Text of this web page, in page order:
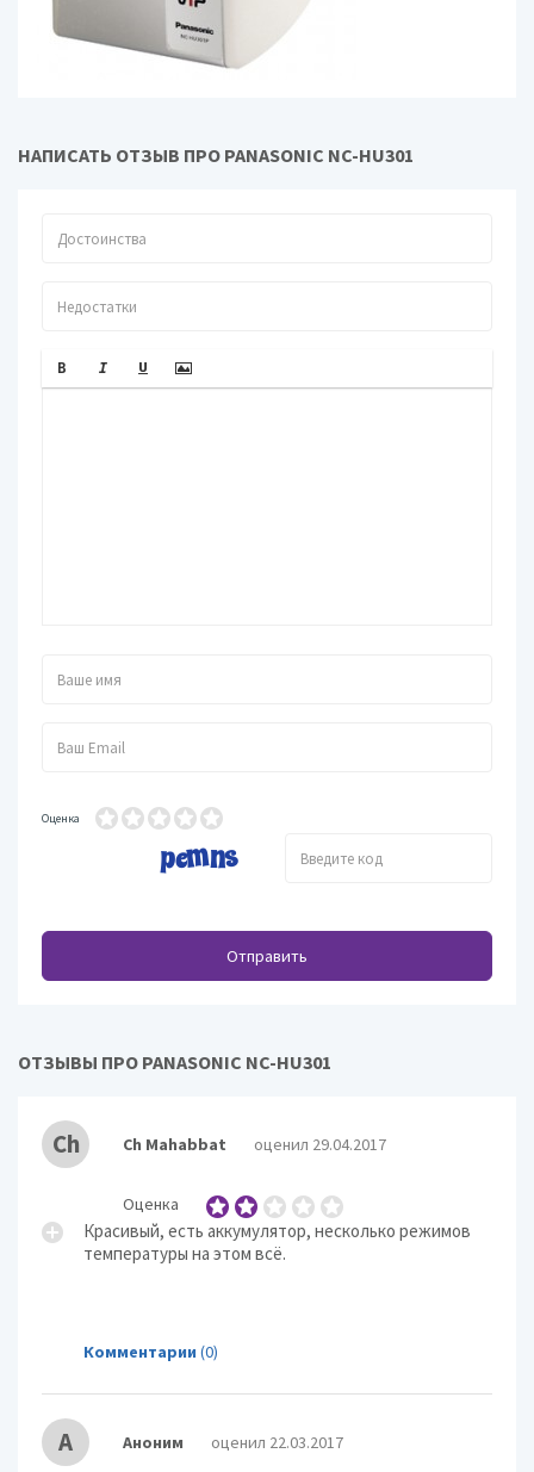
информация
скорости налива воды, внутреннее
угольное покрытие, функция 'Чай',
функция самоочистки
НАПИСАТЬ ОТЗЫВ ПРО PANASONIC NC-HU301
Оценка
Отправить
ОТЗЫВЫ ПРО PANASONIC NC-HU301
Ch Ch Mahabbat оценил 29.04.2017
Оценка
Красивый, есть аккумулятор, несколько режимов
температуры на этом всё.
Комментарии (0)
А Аноним оценил 22.03.2017